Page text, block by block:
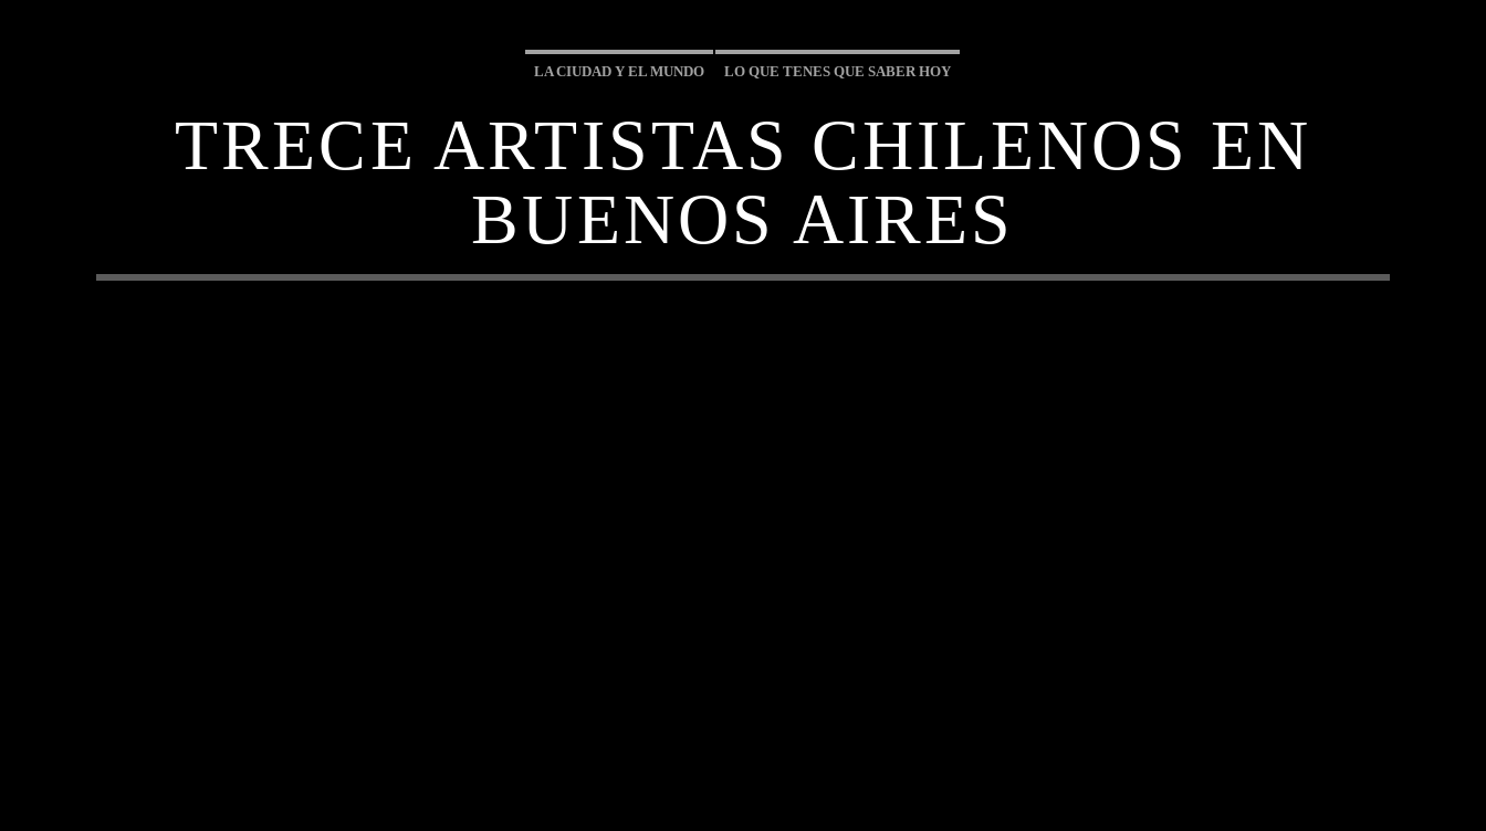
LA CIUDAD Y EL MUNDO LO QUE TENES QUE SABER HOY
TRECE ARTISTAS CHILENOS EN
BUENOS AIRES